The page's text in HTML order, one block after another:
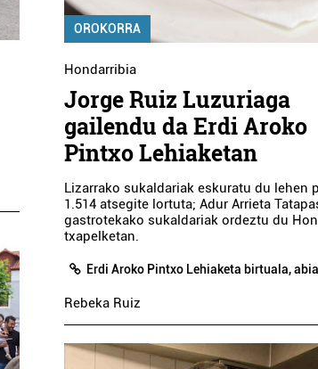
OROKORRA
Hondarribia
Jorge Ruiz Luzuriaga
gailendu da Erdi Aroko
Pintxo Lehiaketan
Lizarrako sukaldariak eskuratu du lehen
1.514 atsegite lortuta; Adur Arrieta
gastrotekako sukaldariak ordeztu du
txapelketan.
Erdi Aroko Pintxo Lehiaketa birtuala,
Rebeka Ruiz